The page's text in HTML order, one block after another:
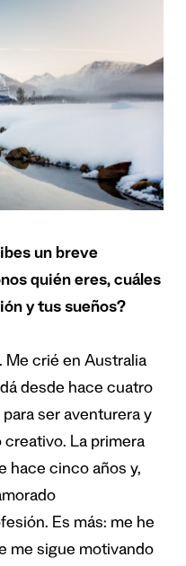
un breve
quién eres, cuáles
y tus sueños?
Me crié en Australia
desde hace cuatro
ser aventurera y
La primera
hace cinco años y,
Es más: me he
me sigue motivando